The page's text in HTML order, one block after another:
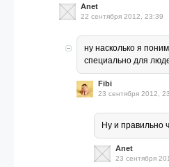
Anet
22 сентября 2012, 23:39
ну насколько я
специально для
Fibi
23 сентября 2012,
Ну и правильно
Anet
23 сентября